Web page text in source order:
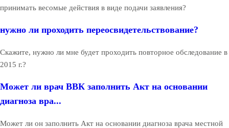
принимать весомые действия в виде подачи заявления?
нужно ли проходить переосвидетельствование?
Скажите, нужно ли мне будет проходить повторное обследование в
2015 г.?
Может ли врач ВВК заполнить Акт на основании
диагноза вра...
Может ли он заполнить Акт на основании диагноза врача местной